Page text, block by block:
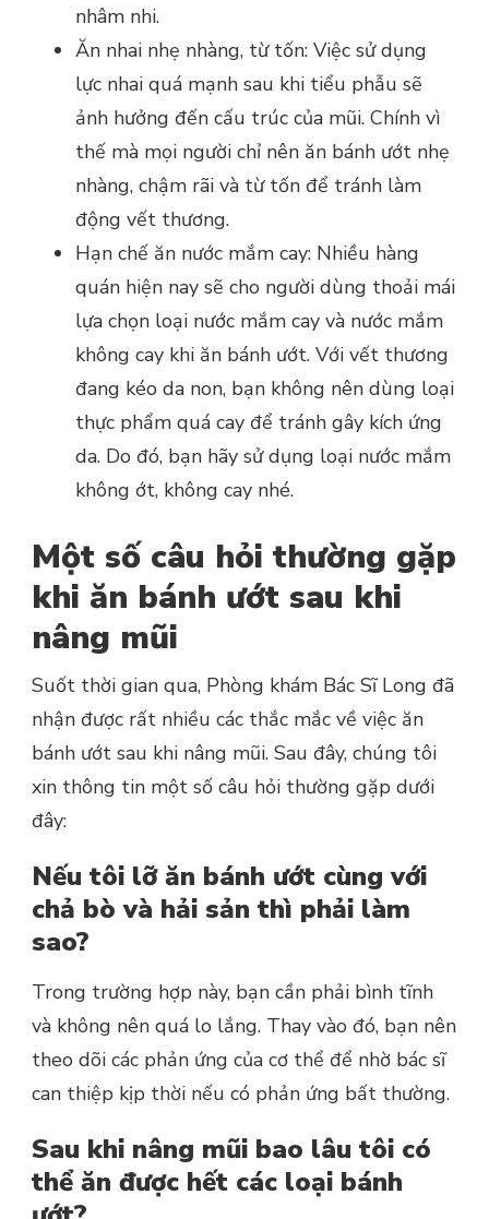
nhâm nhi.
Ăn nhai nhẹ nhàng, từ tốn: Việc sử dụng
lực nhai quá mạnh sau khi tiểu phẫu sẽ
ảnh hưởng đến cấu trúc của mũi. Chính vì
thế mà mọi người chỉ nên ăn bánh ướt nhẹ
nhàng, chậm rãi và từ tốn để tránh làm
động vết thương.
Hạn chế ăn nước mắm cay: Nhiều hàng
quán hiện nay sẽ cho người dùng thoải mái
lựa chọn loại nước mắm cay và nước mắm
không cay khi ăn bánh ướt. Với vết thương
đang kéo da non, bạn không nên dùng loại
thực phẩm quá cay để tránh gây kích ứng
da. Do đó, bạn hãy sử dụng loại nước mắm
không ớt, không cay nhé.
Một số câu hỏi thường gặp
khi ăn bánh ướt sau khi
nâng mũi
Suốt thời gian qua, Phòng khám Bác Sĩ Long đã
nhận được rất nhiều các thắc mắc về việc ăn
bánh ướt sau khi nâng mũi. Sau đây, chúng tôi
xin thông tin một số câu hỏi thường gặp dưới
đây:
Nếu tôi lỡ ăn bánh ướt cùng với
chả bò và hải sản thì phải làm
sao?
Trong trường hợp này, bạn cần phải bình tĩnh
và không nên quá lo lắng. Thay vào đó, bạn nên
theo dõi các phản ứng của cơ thể để nhờ bác sĩ
can thiệp kịp thời nếu có phản ứng bất thường.
Sau khi nâng mũi bao lâu tôi có
thể ăn được hết các loại bánh